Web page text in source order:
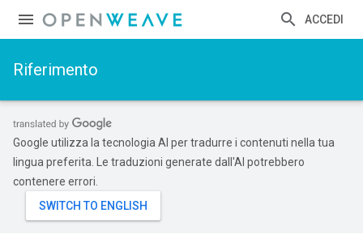
ACCEDI
Riferimento
Google utilizza la tecnologia AI per tradurre i contenuti nella tua
lingua preferita. Le traduzioni generate dall'AI potrebbero
contenere errori.